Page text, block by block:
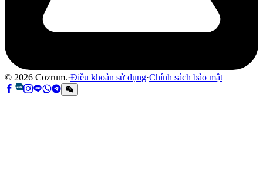
© 2026 Cozrum.·Điều khoản sử dụng·Chính sách bảo mật